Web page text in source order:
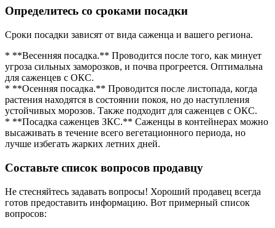
Определитесь со сроками посадки
Сроки посадки зависят от вида саженца и вашего региона.
* **Весенняя посадка.** Проводится после того, как минует
угроза сильных заморозков, и почва прогреется. Оптимальна
для саженцев с ОКС.
* **Осенняя посадка.** Проводится после листопада, когда
растения находятся в состоянии покоя, но до наступления
устойчивых морозов. Также подходит для саженцев с ОКС.
* **Посадка саженцев ЗКС.** Саженцы в контейнерах можно
высаживать в течение всего вегетационного периода, но
лучше избегать жарких летних дней.
Составьте список вопросов продавцу
Не стесняйтесь задавать вопросы! Хороший продавец всегда
готов предоставить информацию. Вот примерный список
вопросов: